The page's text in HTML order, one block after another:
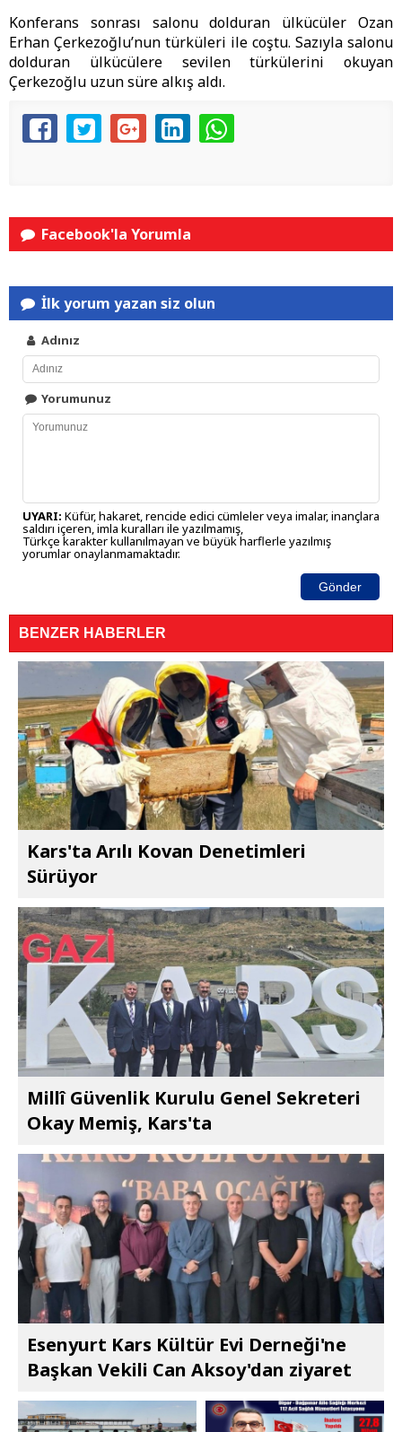
Konferans sonrası salonu dolduran ülkücüler Ozan
Erhan Çerkezoğlu’nun türküleri ile coştu. Sazıyla salonu
dolduran ülkücülere sevilen türkülerini okuyan
Çerkezoğlu uzun süre alkış aldı.
Facebook'la Yorumla
İlk yorum yazan siz olun
Adınız
Yorumunuz
UYARI: Küfür, hakaret, rencide edici cümleler veya imalar, inançlara
saldırı içeren, imla kuralları ile yazılmamış,
Türkçe karakter kullanılmayan ve büyük harflerle yazılmış
yorumlar onaylanmamaktadır.
Gönder
BENZER HABERLER
Kars'ta Arılı Kovan Denetimleri
Sürüyor
Millî Güvenlik Kurulu Genel Sekreteri
Okay Memiş, Kars'ta
Esenyurt Kars Kültür Evi Derneği'ne
Başkan Vekili Can Aksoy'dan ziyaret